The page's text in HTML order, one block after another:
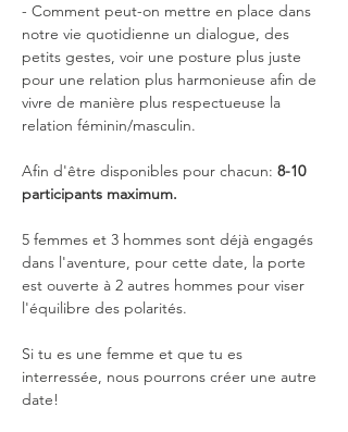
- Comment peut-on mettre en place dans
notre vie quotidienne un dialogue, des
petits gestes, voir une posture plus juste
pour une relation plus harmonieuse afin de
vivre de manière plus respectueuse la
relation féminin/masculin.
Afin d'être disponibles pour chacun: 8-10
participants maximum.
5 femmes et 3 hommes sont déjà engagés
dans l'aventure, pour cette date, la porte
est ouverte à 2 autres hommes pour viser
l'équilibre des polarités.
Si tu es une femme et que tu es
interressée, nous pourrons créer une autre
date!